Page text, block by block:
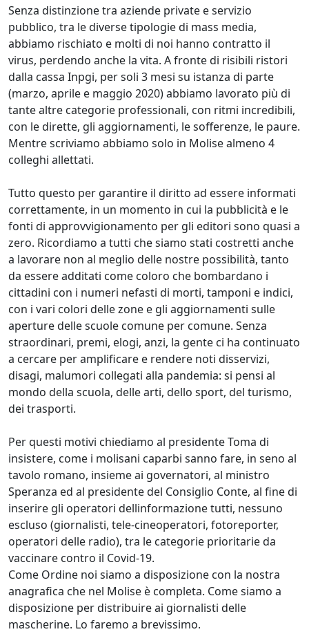
Senza distinzione tra aziende private e servizio
pubblico, tra le diverse tipologie di mass media,
abbiamo rischiato e molti di noi hanno contratto il
virus, perdendo anche la vita. A fronte di risibili ristori
dalla cassa Inpgi, per soli 3 mesi su istanza di parte
(marzo, aprile e maggio 2020) abbiamo lavorato più di
tante altre categorie professionali, con ritmi incredibili,
con le dirette, gli aggiornamenti, le sofferenze, le paure.
Mentre scriviamo abbiamo solo in Molise almeno 4
colleghi allettati.
Tutto questo per garantire il diritto ad essere informati
correttamente, in un momento in cui la pubblicità e le
fonti di approvvigionamento per gli editori sono quasi a
zero. Ricordiamo a tutti che siamo stati costretti anche
a lavorare non al meglio delle nostre possibilità, tanto
da essere additati come coloro che bombardano i
cittadini con i numeri nefasti di morti, tamponi e indici,
con i vari colori delle zone e gli aggiornamenti sulle
aperture delle scuole comune per comune. Senza
straordinari, premi, elogi, anzi, la gente ci ha continuato
a cercare per amplificare e rendere noti disservizi,
disagi, malumori collegati alla pandemia: si pensi al
mondo della scuola, delle arti, dello sport, del turismo,
dei trasporti.
Per questi motivi chiediamo al presidente Toma di
insistere, come i molisani caparbi sanno fare, in seno al
tavolo romano, insieme ai governatori, al ministro
Speranza ed al presidente del Consiglio Conte, al fine di
inserire gli operatori dellinformazione tutti, nessuno
escluso (giornalisti, tele-cineoperatori, fotoreporter,
operatori delle radio), tra le categorie prioritarie da
vaccinare contro il Covid-19.
Come Ordine noi siamo a disposizione con la nostra
anagrafica che nel Molise è completa. Come siamo a
disposizione per distribuire ai giornalisti delle
mascherine. Lo faremo a brevissimo.